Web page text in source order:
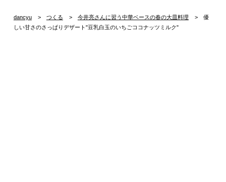
dancyu つくる 今井亮さんに習う中華ベースの春の大皿料理
優
しい甘さのさっぱりデザート"豆乳白玉のいちごココナッツミルク"